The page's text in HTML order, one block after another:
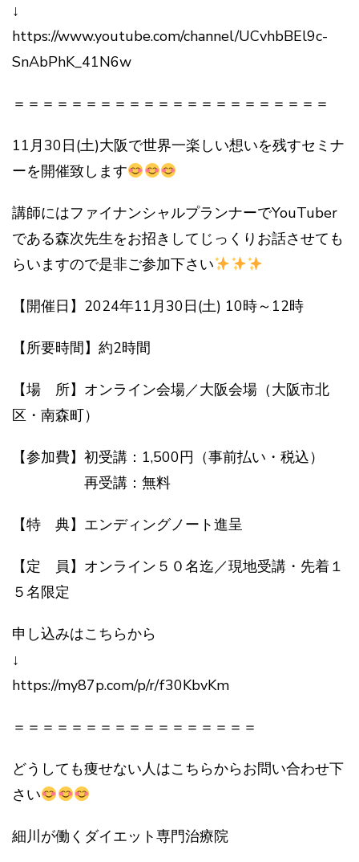
↓
https://www.youtube.com/channel/UCvhbBEl9c-
SnAbPhK_41N6w
＝＝＝＝＝＝＝＝＝＝＝＝＝＝＝＝＝＝＝＝＝＝
11月30日(土)大阪で世界一楽しい想いを残すセミナ
ーを開催致します
講師にはファイナンシャルプランナーでYouTuber
である森次先生をお招きしてじっくりお話させても
らいますので是非ご参加下さい
【開催日】2024年11月30日(土) 10時～12時
【所要時間】約2時間
【場 所】オンライン会場／大阪会場（大阪市北
区・南森町）
【参加費】初受講：1,500円（事前払い・税込）
再受講：無料
【特 典】エンディングノート進呈
【定 員】オンライン５０名迄／現地受講・先着１
５名限定
申し込みはこちらから
↓
https://my87p.com/p/r/f30KbvKm
＝＝＝＝＝＝＝＝＝＝＝＝＝＝＝＝＝
どうしても痩せない人はこちらからお問い合わせ下
さい
細川が働くダイエット専門治療院